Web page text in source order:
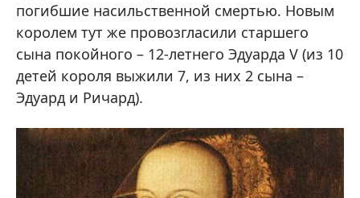
погибшие насильственной смертью. Новым
королем тут же провозгласили старшего
сына покойного – 12-летнего Эдуарда V (из 10
детей короля выжили 7, из них 2 сына –
Эдуард и Ричард).